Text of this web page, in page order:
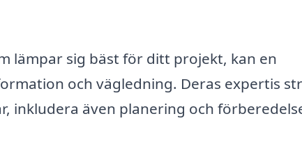
lämpar sig bäst för ditt projekt, kan en
och vägledning. Deras expertis
inkludera även planering och